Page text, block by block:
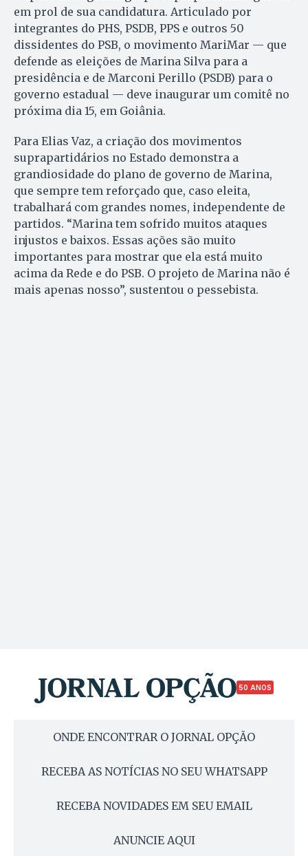
em prol de sua candidatura. Articulado por
integrantes do PHS, PSDB, PPS e outros 50
dissidentes do PSB, o movimento MariMar — que
defende as eleições de Marina Silva para a
presidência e de Marconi Perillo (PSDB) para o
governo estadual — deve inaugurar um comitê no
próxima dia 15, em Goiânia.
Para Elias Vaz, a criação dos movimentos
suprapartidários no Estado demonstra a
grandiosidade do plano de governo de Marina,
que sempre tem reforçado que, caso eleita,
trabalhará com grandes nomes, independente de
partidos. “Marina tem sofrido muitos ataques
injustos e baixos. Essas ações são muito
importantes para mostrar que ela está muito
acima da Rede e do PSB. O projeto de Marina não é
mais apenas nosso”, sustentou o pessebista.
50 ANOS
ONDE ENCONTRAR O JORNAL OPÇÃO
RECEBA AS NOTÍCIAS NO SEU WHATSAPP
RECEBA NOVIDADES EM SEU EMAIL
ANUNCIE AQUI